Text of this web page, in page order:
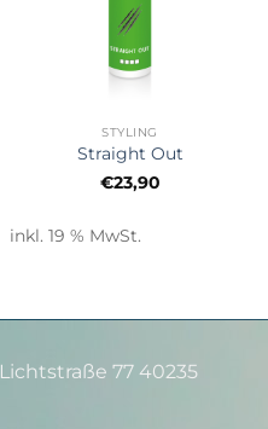
STYLING
Straight Out
€23,90
inkl. 19 % MwSt.
Lichtstraße 77 40235